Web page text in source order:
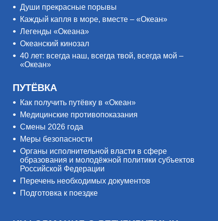
Души прекрасные порывы
Каждый капля в море, вместе – «Океан»
Легенды «Океана»
Океанский кинозал
40 лет: всегда наш, всегда твой, всегда мой –
«Океан»
ПУТЁВКА
Как получить путёвку в «Океан»
Медицинские противопоказания
Смены 2026 года
Меры безопасности
Органы исполнительной власти в сфере
образования и молодёжной политики субъектов
Российской Федерации
Перечень необходимых документов
Подготовка к поездке